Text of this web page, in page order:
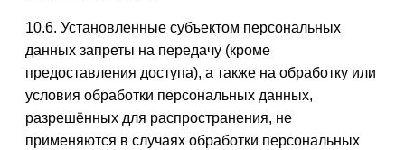
10.6. Установленные субъектом персональных
данных запреты на передачу (кроме
предоставления доступа), а также на обработку или
условия обработки персональных данных,
разрешённых для распространения, не
применяются в случаях обработки персональных